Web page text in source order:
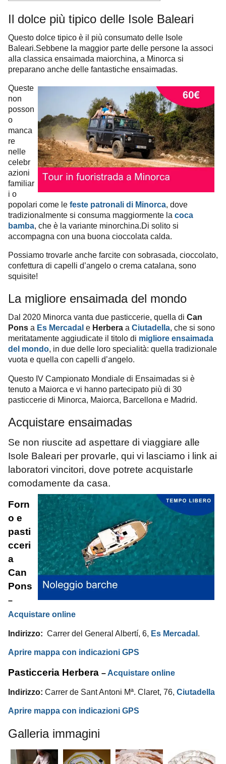
Il dolce più tipico delle Isole Baleari
Questo dolce tipico è il più consumato delle Isole
Baleari.Sebbene la maggior parte delle persone la associ
alla classica ensaimada maiorchina, a Minorca si
preparano anche delle fantastiche ensaimadas.
Queste
non
posson
o
manca
re
nelle
celebr
azioni
familiar
i o
popolari come le feste patronali di Minorca, dove
tradizionalmente si consuma maggiormente la coca
bamba, che è la variante minorchina.Di solito si
accompagna con una buona cioccolata calda.
Possiamo trovarle anche farcite con sobrasada, cioccolato,
confettura di capelli d’angelo o crema catalana, sono
squisite!
La migliore ensaimada del mondo
Dal 2020 Minorca vanta due pasticcerie, quella di Can
Pons a Es Mercadal e Herbera a Ciutadella, che si sono
meritatamente aggiudicate il titolo di migliore ensaimada
del mondo, in due delle loro specialità: quella tradizionale
vuota e quella con capelli d’angelo.
Questo IV Campionato Mondiale di Ensaimadas si è
tenuto a Maiorca e vi hanno partecipato più di 30
pasticcerie di Minorca, Maiorca, Barcellona e Madrid.
Acquistare ensaimadas
Se non riuscite ad aspettare di viaggiare alle
Isole Baleari per provarle, qui vi lasciamo i link ai
laboratori vincitori, dove potrete acquistarle
comodamente da casa.
Forn
o e
pasti
cceri
a
Can
Pons
–
Acquistare online
Indirizzo: Carrer del General Albertí, 6, Es Mercadal.
Aprire mappa con indicazioni GPS
Pasticceria Herbera – Acquistare online
Indirizzo: Carrer de Sant Antoni Mª. Claret, 76, Ciutadella
Aprire mappa con indicazioni GPS
Galleria immagini